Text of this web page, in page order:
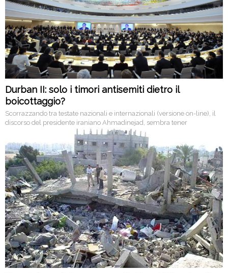
Durban II: solo i timori antisemiti dietro il
boicottaggio?
Scorrazzando tra testate nazionali e internazionali (versione on-line), il
discorso del presidente iraniano Ahmadinejad, sembra tener
intensamente banco solo presso quelli italiani…